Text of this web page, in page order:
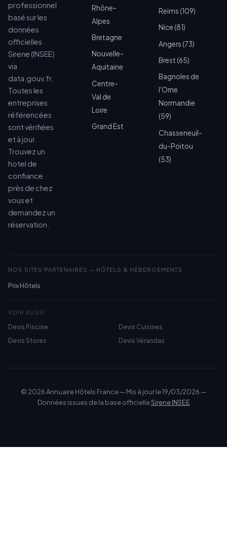
professionnel
basé sur les
données
officielles
Sirene (INSEE)
via
data.gouv.fr.
Toutes les
entreprises
référencées
sont vérifiées
et à jour.
Trouvez un
hotel de
confiance
près de chez
vous et
demandez un
réservation.
Rhône-
Alpes
Bretagne
Nouvelle-
Aquitaine
Centre-
Val de
Loire
Grand Est
Reims (109)
Nice (81)
Angers (73)
Brest (65)
Bagnoles de
l'Orne
Normandie
(59)
Chasseneuil-
du-Poitou
(53)
NOS SITES PARTENAIRES — HÔTELS & HÉBERGEMENTS
Prix Hôtels
VOIR AUSSI
Devis Piscine
Devis Cuisines
Devis Stores
Devis Vérandas
© 2026 Annuaire Hôtels France — Mis à jour le 19/03/2026 —
Données issues de la base officielleSirene INSEE